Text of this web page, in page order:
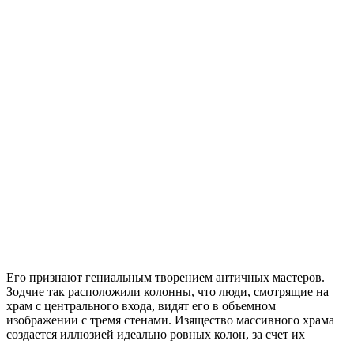
Его признают гениальным творением античных мастеров.
Зодчие так расположили колонны, что люди, смотрящие на
храм с центрального входа, видят его в объемном
изображении с тремя стенами. Изящество массивного храма
создается иллюзией идеально ровных колон, за счет их